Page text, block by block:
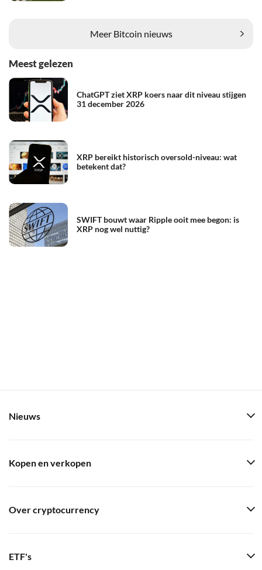
Meer Bitcoin nieuws
Meest gelezen
ChatGPT ziet XRP koers naar dit niveau stijgen
31 december 2026
XRP bereikt historisch oversold-niveau: wat
betekent dat?
SWIFT bouwt waar Ripple ooit mee begon: is
XRP nog wel nuttig?
Nieuws
Kopen en verkopen
Over cryptocurrency
ETF's